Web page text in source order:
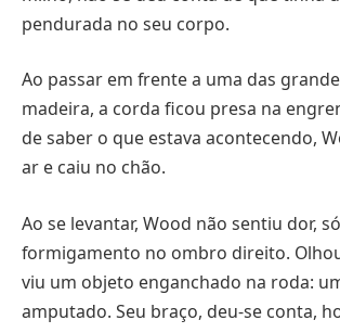
pendurada no seu corpo.
Ao passar em frente a uma das
madeira, a corda ficou presa na
de saber o que estava acontecendo,
ar e caiu no chão.
Ao se levantar, Wood não sentiu dor,
formigamento no ombro direito.
viu um objeto enganchado na roda:
amputado. Seu braço, deu-se conta,